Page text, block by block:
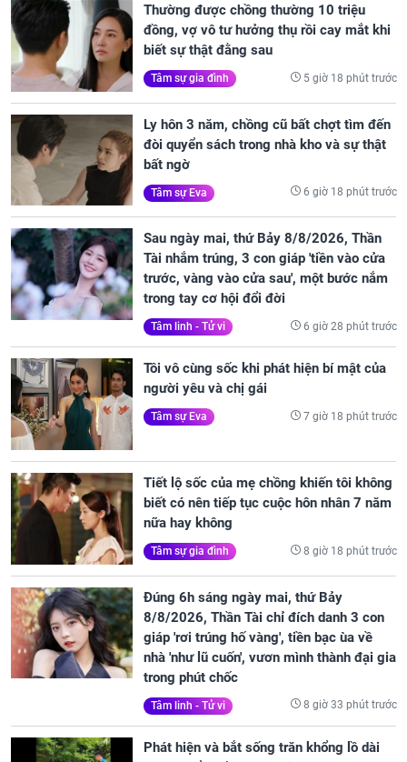
Thường được chồng thường 10 triệu
đồng, vợ vô tư hưởng thụ rồi cay mắt khi
biết sự thật đằng sau
Tâm sự gia đình 5 giờ 18 phút trước
Ly hôn 3 năm, chồng cũ bất chợt tìm đến
đòi quyển sách trong nhà kho và sự thật
bất ngờ
Tâm sự Eva 6 giờ 18 phút trước
Sau ngày mai, thứ Bảy 8/8/2026, Thần
Tài nhắm trúng, 3 con giáp 'tiền vào cửa
trước, vàng vào cửa sau', một bước nắm
trong tay cơ hội đổi đời
Tâm linh - Tử vi 6 giờ 28 phút trước
Tôi vô cùng sốc khi phát hiện bí mật của
người yêu và chị gái
Tâm sự Eva 7 giờ 18 phút trước
Tiết lộ sốc của mẹ chồng khiến tôi không
biết có nên tiếp tục cuộc hôn nhân 7 năm
nữa hay không
Tâm sự gia đình 8 giờ 18 phút trước
Đúng 6h sáng ngày mai, thứ Bảy
8/8/2026, Thần Tài chỉ đích danh 3 con
giáp 'rơi trúng hố vàng', tiền bạc ùa về
nhà 'như lũ cuốn', vươn mình thành đại gia
trong phút chốc
Tâm linh - Tử vi 8 giờ 33 phút trước
Phát hiện và bắt sống trăn khổng lồ dài